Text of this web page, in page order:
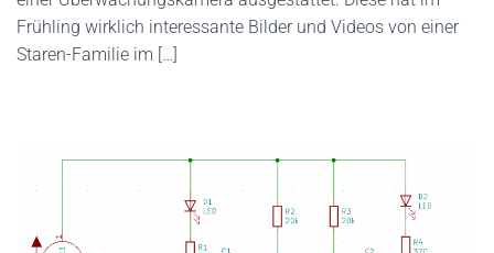
Frühling wirklich interessante Bilder und Videos von einer
Staren-Familie im […]